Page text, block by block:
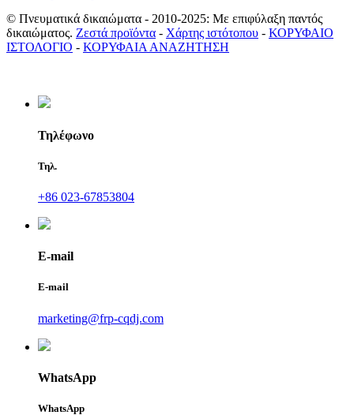
© Πνευματικά δικαιώματα - 2010-2025: Με επιφύλαξη παντός
δικαιώματος. Ζεστά προϊόντα - Χάρτης ιστότοπου - ΚΟΡΥΦΑΙΟ
ΙΣΤΟΛΟΓΙΟ - ΚΟΡΥΦΑΙΑ ΑΝΑΖΗΤΗΣΗ
Τηλέφωνο
Τηλ.
+86 023-67853804
E-mail
E-mail
marketing@frp-cqdj.com
WhatsApp
WhatsApp